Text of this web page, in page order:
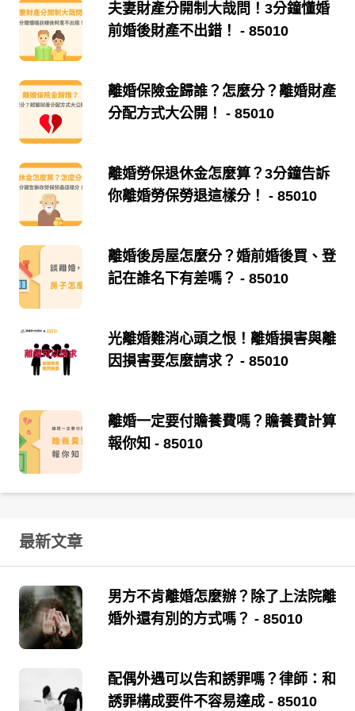
夫妻財產分開制大哉問！3分鐘懂婚
前婚後財產不出錯！ - 85010
離婚保險金歸誰？怎麼分？離婚財產
分配方式大公開！ - 85010
離婚勞保退休金怎麼算？3分鐘告訴
你離婚勞保勞退這樣分！ - 85010
離婚後房屋怎麼分？婚前婚後買、登
記在誰名下有差嗎？ - 85010
光離婚難消心頭之恨！離婚損害與離
因損害要怎麼請求？ - 85010
離婚一定要付贍養費嗎？贍養費計算
報你知 - 85010
最新文章
男方不肯離婚怎麼辦？除了上法院離
婚外還有別的方式嗎？ - 85010
配偶外遇可以告和誘罪嗎？律師：和
誘罪構成要件不容易達成 - 85010